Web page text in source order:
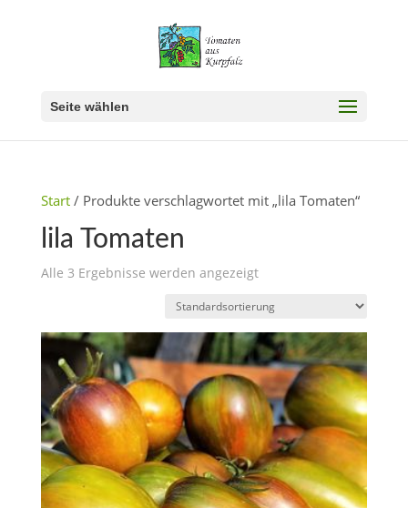
Seite wählen
Start/ Produkte verschlagwortet mit „lila Tomaten“
lila Tomaten
Alle 3 Ergebnisse werden angezeigt